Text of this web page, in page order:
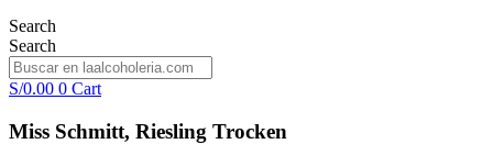
Search
Search
S/0.00 0 Cart
Miss Schmitt, Riesling Trocken